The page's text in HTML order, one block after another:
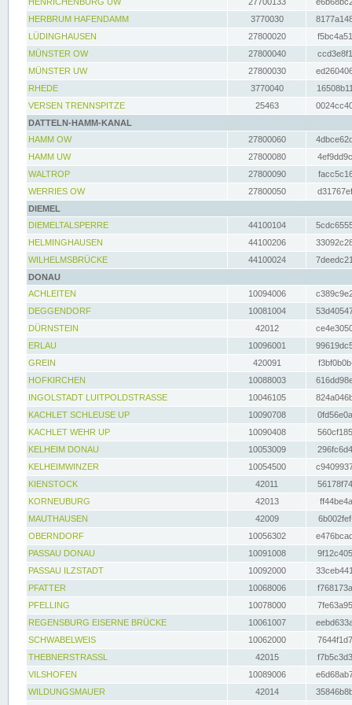
HERBRUM HAFENDAMM
3770030
LÜDINGHAUSEN
27800020
MÜNSTER OW
27800040
MÜNSTER UW
27800030
RHEDE
3770040
VERSEN TRENNSPITZE
25463
DATTELN-HAMM-KANAL
HAMM OW
27800060
HAMM UW
27800080
WALTROP
27800090
WERRIES OW
27800050
DIEMEL
DIEMELTALSPERRE
44100104
HELMINGHAUSEN
44100206
WILHELMSBRÜCKE
44100024
DONAU
ACHLEITEN
10094006
DEGGENDORF
10081004
DÜRNSTEIN
42012
ERLAU
10096001
GREIN
420091
HOFKIRCHEN
10088003
INGOLSTADT LUITPOLDSTRASSE
10046105
KACHLET SCHLEUSE UP
10090708
KACHLET WEHR UP
10090408
KELHEIM DONAU
10053009
KELHEIMWINZER
10054500
KIENSTOCK
42011
KORNEUBURG
42013
MAUTHAUSEN
42009
OBERNDORF
10056302
PASSAU DONAU
10091008
PASSAU ILZSTADT
10092000
PFATTER
10068006
PFELLING
10078000
REGENSBURG EISERNE BRÜCKE
10061007
SCHWABELWEIS
10062000
THEBNERSTRASSL
42015
VILSHOFEN
10089006
WILDUNGSMAUER
42014